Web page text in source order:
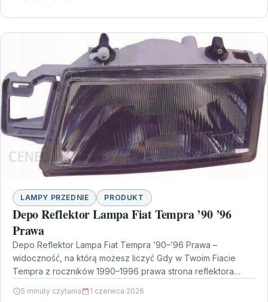
LAMPY PRZEDNIE PRODUKT
Depo Reflektor Lampa Fiat Tempra ’90 ’96
Prawa
Depo Reflektor Lampa Fiat Tempra ’90–’96 Prawa –
widoczność, na którą możesz liczyć Gdy w Twoim Fiacie
Tempra z roczników 1990–1996 prawa strona reflektora…
5 minuty czytania 1 czerwca 2026